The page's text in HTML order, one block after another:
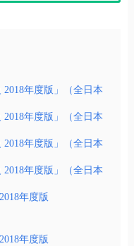
2018年度版」（全日本
2018年度版」（全日本
年度版」（全日本
年度版」（全日本
年度版
年度版